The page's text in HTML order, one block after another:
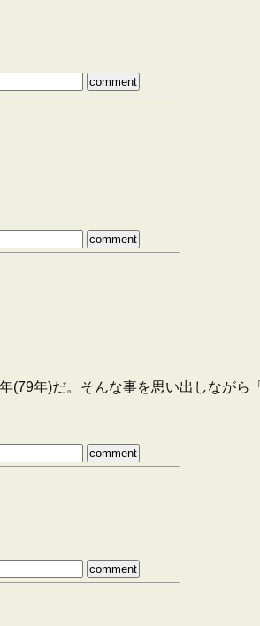
年)だ。そんな事を思い出しながら「